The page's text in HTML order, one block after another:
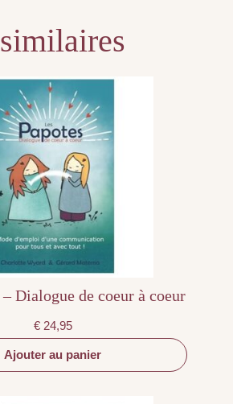
– Dialogue de coeur à coeur
€ 24,95
Ajouter au panier